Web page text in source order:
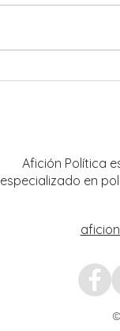
Afición Política
especializado en